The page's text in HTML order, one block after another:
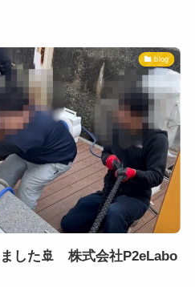
blog
した🚢 株式会社P2eLabo